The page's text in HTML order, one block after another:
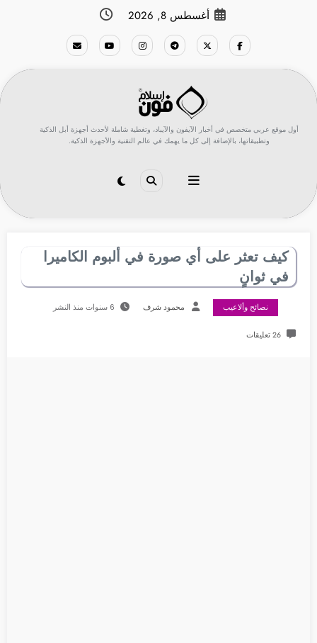
أغسطس 8, 2026
أول موقع عربي متخصص في أخبار الآيفون والآيباد، وتغطية شاملة لأحدث أجهزة أبل الذكية
وتطبيقاتها، بالإضافة إلى كل ما يهمك في عالم التقنية والأجهزة الذكية.
كيف تعثر على أي صورة في ألبوم الكاميرا
في ثوانٍ
نصائح وألاعيب محمود شرف 6 سنوات منذ النشر
26 تعليقات